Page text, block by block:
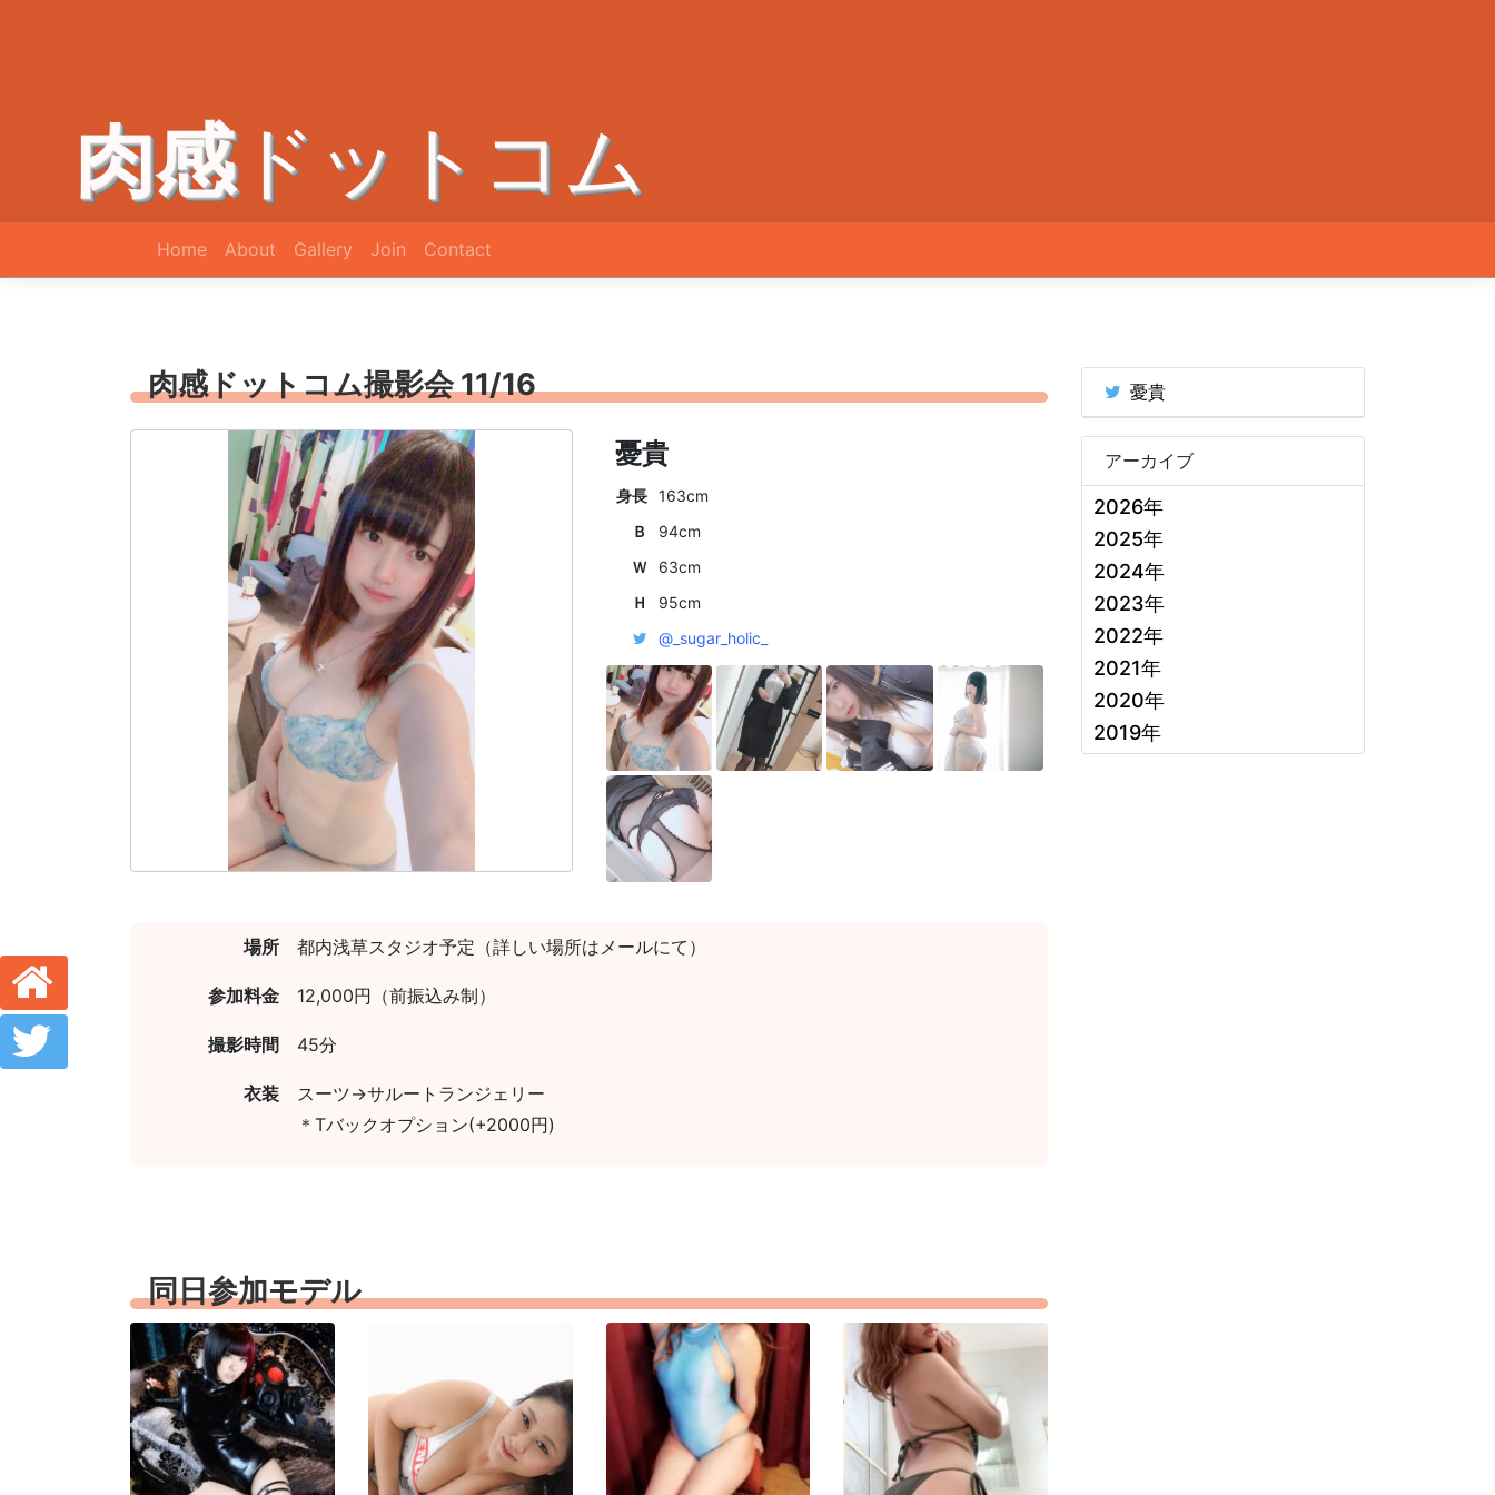
肉感ドットコム
Home About Gallery Join Contact
肉感ドットコム撮影会 11/16
憂貴
身長
163cm
Ｂ
94cm
Ｗ
63cm
Ｈ
95cm
@_sugar_holic_
場所 都内浅草スタジオ予定（詳しい場所はメールにて）
参加料金 12,000円（前振込み制）
撮影時間 45分
衣装
スーツ→サルートランジェリー
＊Tバックオプション(+2000円)
同日参加モデル
憂貴
アーカイブ
2026年
2025年
2024年
2023年
2022年
2021年
2020年
2019年